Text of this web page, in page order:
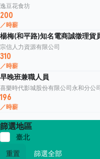
逸豆花食坊
200
／時薪
楊梅(和平路)知名電商誠徵理貨
宗信人力資源有限公司
310
／時薪
早晚班兼職人員
喜樂時代影城股份有限公司永和分公
196
／時薪
篩選地區
臺北
重置
篩選全部